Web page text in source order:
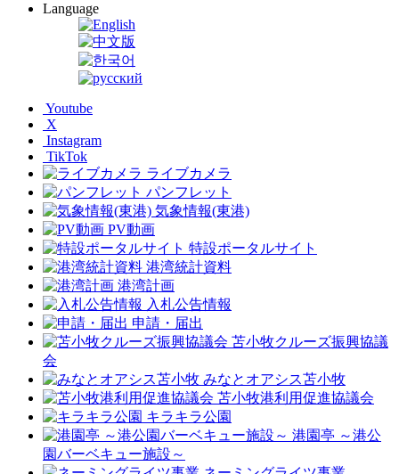
Language
Youtube
X
Instagram
TikTok
ライブカメラ
パンフレット
気象情報(東港)
PV動画
特設ポータルサイト
港湾統計資料
港湾計画
入札公告情報
申請・届出
苫小牧クルーズ振興協議
会
みなとオアシス苫小牧
苫小牧港利用促進協議会
キラキラ公園
港園亭 ～港公
園バーベキュー施設～